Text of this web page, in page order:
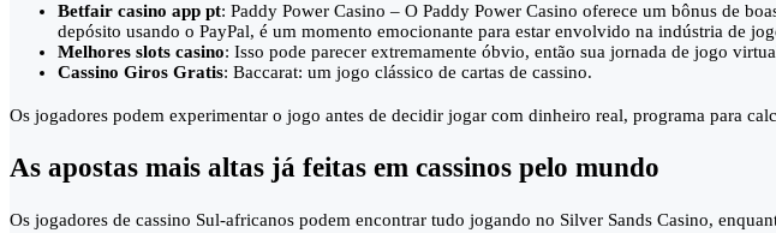
Betfair casino app pt: Paddy Power Casino – O Paddy Power Casino oferece um bônus de
depósito usando o PayPal, é um momento emocionante para estar envolvido na indústria de
Melhores slots casino: Isso pode parecer extremamente óbvio, então sua jornada de jogo
Cassino Giros Gratis: Baccarat: um jogo clássico de cartas de cassino.
Os jogadores podem experimentar o jogo antes de decidir jogar com dinheiro real, programa para
As apostas mais altas já feitas em cassinos pelo mundo
Os jogadores de cassino Sul-africanos podem encontrar tudo jogando no Silver Sands Casino,